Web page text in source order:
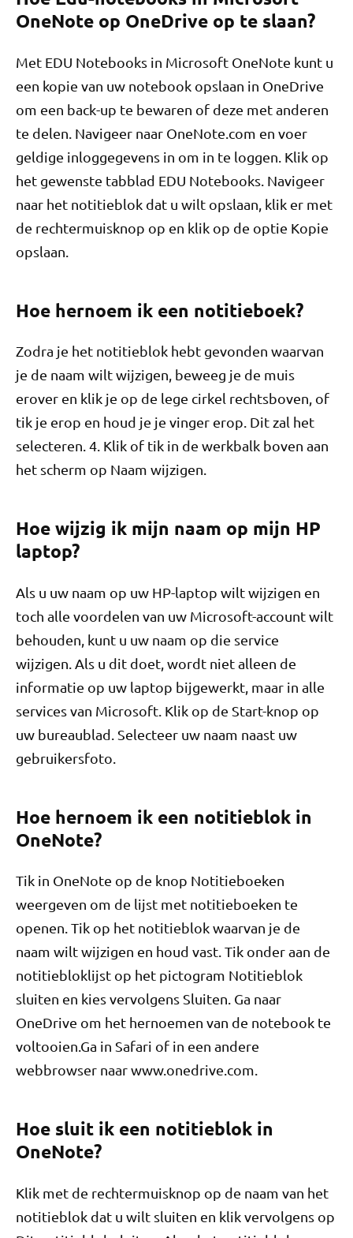
OneNote op OneDrive op te slaan?
Met EDU Notebooks in Microsoft OneNote kunt u
een kopie van uw notebook opslaan in OneDrive
om een ​​back-up te bewaren of deze met anderen
te delen. Navigeer naar OneNote.com en voer
geldige inloggegevens in om in te loggen. Klik op
het gewenste tabblad EDU Notebooks. Navigeer
naar het notitieblok dat u wilt opslaan, klik er met
de rechtermuisknop op en klik op de optie Kopie
opslaan.
Hoe hernoem ik een notitieboek?
Zodra je het notitieblok hebt gevonden waarvan
je de naam wilt wijzigen, beweeg je de muis
erover en klik je op de lege cirkel rechtsboven, of
tik je erop en houd je je vinger erop. Dit zal het
selecteren. 4. Klik of tik in de werkbalk boven aan
het scherm op Naam wijzigen.
Hoe wijzig ik mijn naam op mijn HP
laptop?
Als u uw naam op uw HP-laptop wilt wijzigen en
toch alle voordelen van uw Microsoft-account wilt
behouden, kunt u uw naam op die service
wijzigen. Als u dit doet, wordt niet alleen de
informatie op uw laptop bijgewerkt, maar in alle
services van Microsoft. Klik op de Start-knop op
uw bureaublad. Selecteer uw naam naast uw
gebruikersfoto.
Hoe hernoem ik een notitieblok in
OneNote?
Tik in OneNote op de knop Notitieboeken
weergeven om de lijst met notitieboeken te
openen. Tik op het notitieblok waarvan je de
naam wilt wijzigen en houd vast. Tik onder aan de
notitiebloklijst op het pictogram Notitieblok
sluiten en kies vervolgens Sluiten. Ga naar
OneDrive om het hernoemen van de notebook te
voltooien.Ga in Safari of in een andere
webbrowser naar www.onedrive.com.
Hoe sluit ik een notitieblok in
OneNote?
Klik met de rechtermuisknop op de naam van het
notitieblok dat u wilt sluiten en klik vervolgens op